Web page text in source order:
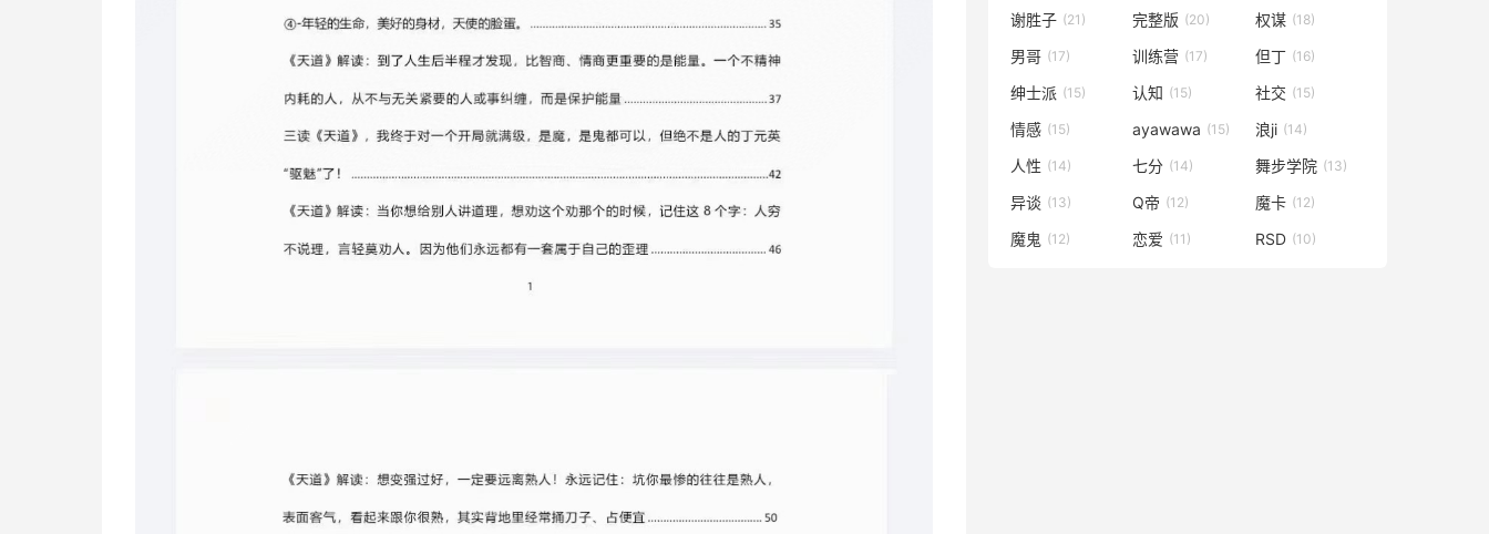
谢胜子 (21) 完整版 (20) 权谋 (18)
男哥 (17) 训练营 (17) 但丁 (16)
绅士派 (15) 认知 (15) 社交 (15)
情感 (15) ayawawa (15) 浪ji (14)
人性 (14) 七分 (14) 舞步学院 (13)
异谈 (13) Q帝 (12) 魔卡 (12)
魔鬼 (12) 恋爱 (11) RSD (10)